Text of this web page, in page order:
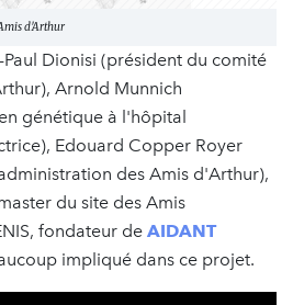
d'Arthur
Dionisi (président du comité
Arnold Munnich
génétique à l'hôpital
Edouard Copper Royer
des Amis d'Arthur),
du site des Amis
fondateur de AIDANT
impliqué dans ce projet.